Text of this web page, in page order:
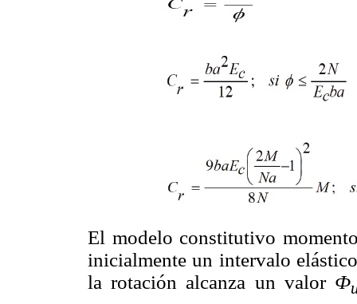
El modelo constitutivo
inicialmente un intervalo
la rotación alcanza un valor Ф